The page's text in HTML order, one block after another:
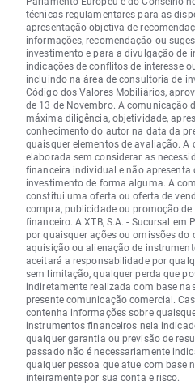
técnicas regulamentares para as
apresentação objetiva de
informações, recomendação ou
investimento e para a divulgação de
indicações de conflitos de interesse
incluindo na área de consultoria de
Código dos Valores Mobiliários,
de 13 de Novembro. A comunicação
máxima diligência, objetividade,
conhecimento do autor na data da
quaisquer elementos de avaliação.
elaborada sem considerar as
financeira individual e não apresenta
investimento de forma alguma. A
constitui uma oferta ou oferta de
compra, publicidade ou promoção
financeiro. A XTB, S.A. - Sucursal em
por quaisquer ações ou omissões do
aquisição ou alienação de
aceitará a responsabilidade por
sem limitação, qualquer perda que
indiretamente realizada com base
presente comunicação comercial.
contenha informações sobre
instrumentos financeiros nela
qualquer garantia ou previsão de
passado não é necessariamente
qualquer pessoa que atue com base
inteiramente por sua conta e risco.